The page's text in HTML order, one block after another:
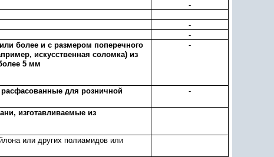
-
-
-
более и с размером поперечного
искусственная соломка) из
5 мм
-
для розничной
-
изготавливаемые из
или других полиамидов или